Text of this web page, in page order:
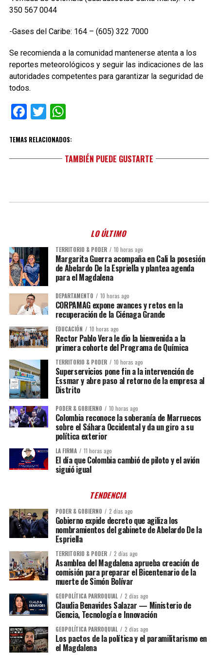
350 567 0044
-Gases del Caribe: 164 – (605) 322 7000
Se recomienda a la comunidad mantenerse atenta a los
reportes meteorológicos y seguir las indicaciones de las
autoridades competentes para garantizar la seguridad de
todos.
Facebook
TwitterWhatsApp
TEMAS RELACIONADOS:
TAMBIÉN PUEDE GUSTARTE
LO ÚLTIMO
TERRITORIO & PODER 10 horas ago
Margarita Guerra acompaña en Cali la posesión
de Abelardo De la Espriella y plantea agenda
para el Magdalena
DEPARTAMENTO 10 horas ago
CORPAMAG expone avances y retos en la
recuperación de la Ciénaga Grande
EDUCACIÓN 10 horas ago
Rector Pablo Vera le dio la bienvenida a la
primera cohorte del Programa de Química
TERRITORIO & PODER 10 horas ago
Superservicios pone fin a la intervención de
Essmar y abre paso al retorno de la empresa al
Distrito
PODER & GOBIERNO 10 horas ago
Colombia reconoce la soberanía de Marruecos
sobre el Sáhara Occidental y da un giro a su
política exterior
LA FIRMA 11 horas ago
El día que Colombia cambió de piloto y el avión
siguió igual
TENDENCIA
PODER & GOBIERNO 2 días ago
Gobierno expide decreto que agiliza los
nombramientos del gabinete de Abelardo De la
Espriella
TERRITORIO & PODER 2 días ago
Asamblea del Magdalena aprueba creación de
comisión para preparar el Bicentenario de la
muerte de Simón Bolívar
GEOPOLÍTICA PARROQUIAL 2 días ago
Claudia Benavides Salazar — Ministerio de
Ciencia, Tecnología e Innovación
GEOPOLÍTICA PARROQUIAL 2 días ago
Los pactos de la política y el paramilitarismo en
el Magdalena